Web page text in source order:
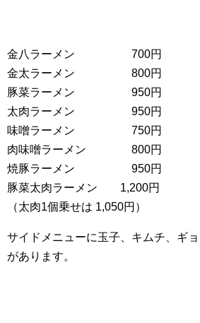
金八ラーメン 700円
金太ラーメン 800円
豚菜ラーメン 950円
太肉ラーメン 950円
味噌ラーメン 750円
肉味噌ラーメン 800円
焼豚ラーメン 950円
豚菜太肉ラーメン 1,200円
（太肉1個乗せは 1,050円）
サイドメニューに玉子、キムチ、ギ
があります。